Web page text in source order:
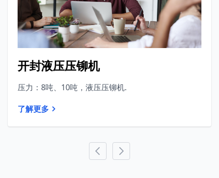
开封液压压铆机
压力：8吨、10吨，液压压铆机.
了解更多